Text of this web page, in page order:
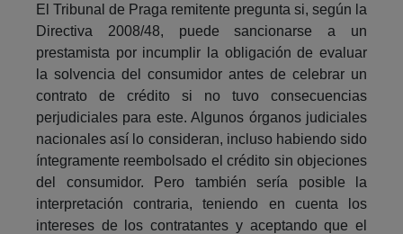
El Tribunal de Praga remitente pregunta si, según la
Directiva 2008/48, puede sancionarse a un
prestamista por incumplir la obligación de evaluar
la solvencia del consumidor antes de celebrar un
contrato de crédito si no tuvo consecuencias
perjudiciales para este. Algunos órganos judiciales
nacionales así lo consideran, incluso habiendo sido
íntegramente reembolsado el crédito sin objeciones
del consumidor. Pero también sería posible la
interpretación contraria, teniendo en cuenta los
intereses de los contratantes y aceptando que el